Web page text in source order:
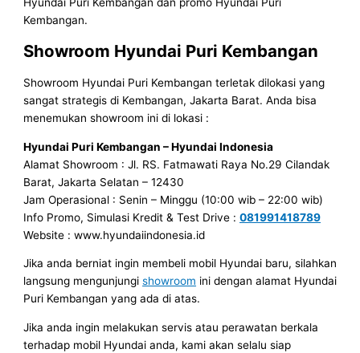
Kembangan.
Showroom Hyundai Puri Kembangan
Showroom Hyundai Puri Kembangan terletak dilokasi yang
sangat strategis di Kembangan, Jakarta Barat. Anda bisa
menemukan showroom ini di lokasi :
Hyundai Puri Kembangan – Hyundai Indonesia
Alamat Showroom : Jl. RS. Fatmawati Raya No.29 Cilandak
Barat, Jakarta Selatan – 12430
Jam Operasional : Senin – Minggu (10:00 wib – 22:00 wib)
Info Promo, Simulasi Kredit & Test Drive :081991418789
Website : www.hyundaiindonesia.id
Jika anda berniat ingin membeli mobil Hyundai baru, silahkan
langsung mengunjungishowroom ini dengan alamat Hyundai
Puri Kembangan yang ada di atas.
Jika anda ingin melakukan servis atau perawatan berkala
terhadap mobil Hyundai anda, kami akan selalu siap